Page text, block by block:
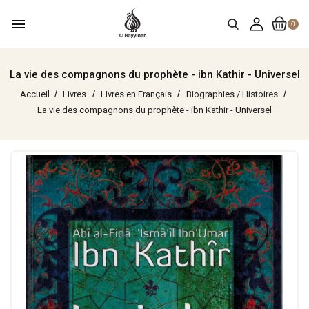
0
menu
La vie des compagnons du prophète - ibn Kathir - Universel
Accueil Livres Livres en Français
Biographies / Histoires
La vie des compagnons du prophète - ibn Kathir - Universel